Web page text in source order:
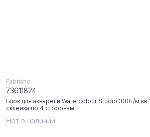
Нет в наличии
Блок для акварели Watercolour Studio 300г/
склейка по 4 сторонам
Fabriano
73611824